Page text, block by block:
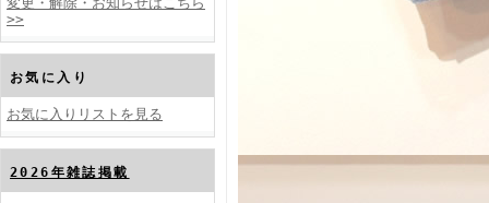
FINEBOYS2024年10月号
>>
お気に入り
お気に入りリストを見る
2026年雑誌掲載